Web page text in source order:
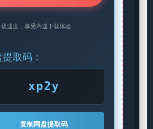
速度，享受高速下载体验
取码：
xp2y
复制网盘提取码